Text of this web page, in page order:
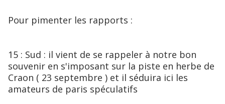
Pour pimenter les rapports :
15 : Sud : il vient de se rappeler à notre bon
souvenir en s'imposant sur la piste en herbe de
Craon ( 23 septembre ) et il séduira ici les
amateurs de paris spéculatifs